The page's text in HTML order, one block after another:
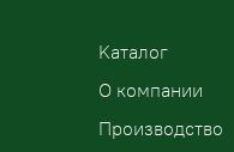
Kаталог
О компании
Производство